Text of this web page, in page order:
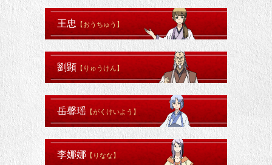
王忠 【おうちゅう】
劉顕 【りゅうけん】
岳馨瑶 【がくけいよう】
李娜娜 【りなな】